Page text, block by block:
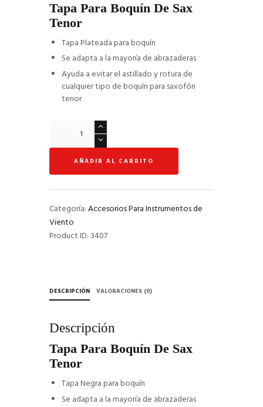
Tapa Para Boquín De Sax
Tenor
Tapa Plateada para boquín
Se adapta a la mayoría de abrazaderas
Ayuda a evitar el astillado y rotura de
cualquier tipo de boquín para saxofón
tenor
Boquín
Tenor
cantidad
AÑADIR AL CARRITO
Categoría:Accesorios Para Instrumentos de
Viento
Product ID: 3407
DESCRIPCIÓN VALORACIONES (0)
Descripción
Tapa Para Boquín De Sax
Tenor
Tapa Negra para boquín
Se adapta a la mayoría de abrazaderas